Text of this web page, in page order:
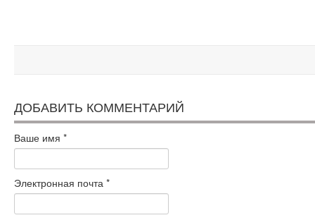
ДОБАВИТЬ КОММЕНТАРИЙ
Ваше имя *
Электронная почта *